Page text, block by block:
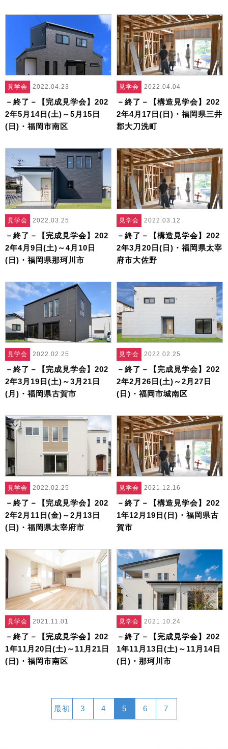
見学会 2022.04.23
－終了－【完成見学会】202
2年5月14日(土)～5月15日
(日)・福岡市南区
見学会 2022.04.04
－終了－【構造見学会】202
2年4月17日(日)・福岡県三井
郡大刀洗町
見学会 2022.03.25
－終了－【完成見学会】202
2年4月9日(土)～4月10日
(日)・福岡県那珂川市
見学会 2022.03.12
－終了－【構造見学会】202
2年3月20日(日)・福岡県太宰
府市大佐野
見学会 2022.02.25
－終了－【完成見学会】202
2年3月19日(土)～3月21日
(月)・福岡県古賀市
見学会 2022.02.25
－終了－【完成見学会】202
2年2月26日(土)～2月27日
(日)・福岡市城南区
見学会 2022.02.25
－終了－【完成見学会】202
2年2月11日(金)～2月13日
(日)・福岡県太宰府市
見学会 2021.12.16
－終了－【構造見学会】202
1年12月19日(日)・福岡県古
賀市
見学会 2021.11.01
－終了－【完成見学会】202
1年11月20日(土)～11月21日
(日)・福岡市南区
見学会 2021.10.24
－終了－【完成見学会】202
1年11月13日(土)～11月14日
(日)・那珂川市
最初 3 4 5 6 7